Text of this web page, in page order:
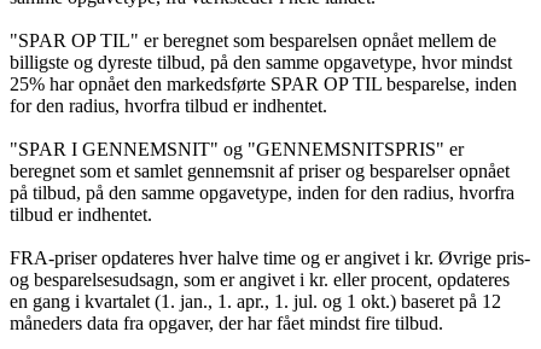
"SPAR OP TIL" er beregnet som besparelsen opnået mellem de
billigste og dyreste tilbud, på den samme opgavetype, hvor mindst
25% har opnået den markedsførte SPAR OP TIL besparelse, inden
for den radius, hvorfra tilbud er indhentet.
"SPAR I GENNEMSNIT" og "GENNEMSNITSPRIS" er
beregnet som et samlet gennemsnit af priser og besparelser opnået
på tilbud, på den samme opgavetype, inden for den radius, hvorfra
tilbud er indhentet.
FRA-priser opdateres hver halve time og er angivet i kr. Øvrige pris-
og besparelsesudsagn, som er angivet i kr. eller procent, opdateres
en gang i kvartalet (1. jan., 1. apr., 1. jul. og 1 okt.) baseret på 12
måneders data fra opgaver, der har fået mindst fire tilbud.